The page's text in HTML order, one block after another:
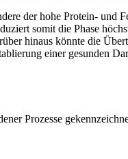
der hohe Protein- und
somit die Phase
hinaus könnte die
einer gesunden
Prozesse